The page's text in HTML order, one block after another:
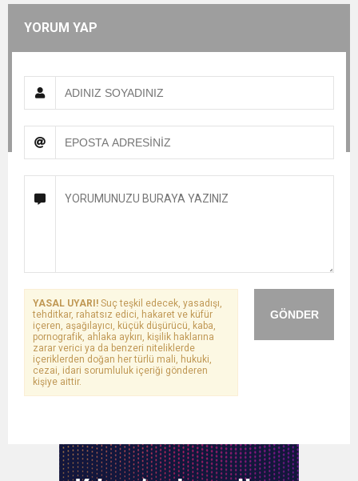
YORUM YAP
GÖNDER
YASAL UYARI! Suç teşkil edecek, yasadışı,
tehditkar, rahatsız edici, hakaret ve küfür
içeren, aşağılayıcı, küçük düşürücü, kaba,
pornografik, ahlaka aykırı, kişilik haklarına
zarar verici ya da benzeri niteliklerde
içeriklerden doğan her türlü mali, hukuki,
cezai, idari sorumluluk içeriği gönderen
kişiye aittir.